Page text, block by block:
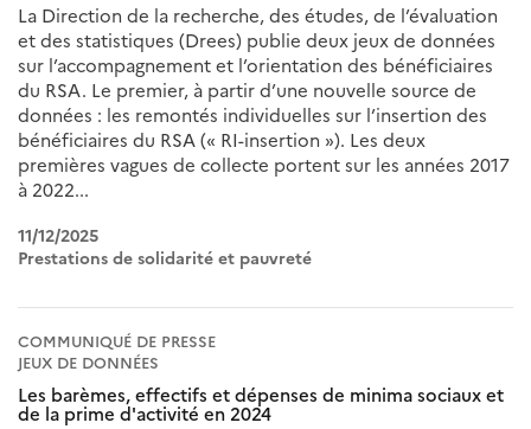
La Direction de la recherche, des études, de l’évaluation
et des statistiques (Drees) publie deux jeux de données
sur l’accompagnement et l’orientation des bénéficiaires
du RSA. Le premier, à partir d’une nouvelle source de
données : les remontés individuelles sur l’insertion des
bénéficiaires du RSA (« RI-insertion »). Les deux
premières vagues de collecte portent sur les années 2017
à 2022...
11/12/2025
Prestations de solidarité et pauvreté
COMMUNIQUÉ DE PRESSE
JEUX DE DONNÉES
Les barèmes, effectifs et dépenses de minima sociaux et
de la prime d'activité en 2024